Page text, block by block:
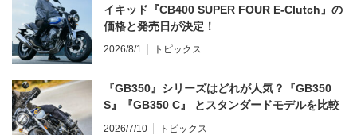
イキッド『CB400 SUPER FOUR E-Clutch』の
価格と発売日が決定！
2026/8/1 トピックス
『GB350』シリーズはどれが人気？『GB350
S』『GB350 C』 とスタンダードモデルを比較
2026/7/10 トピックス